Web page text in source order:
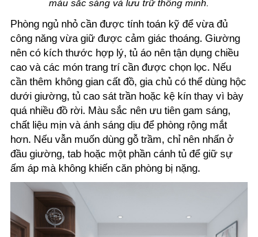
màu sắc sáng và lưu trữ thông minh.
Phòng ngủ nhỏ cần được tính toán kỹ để vừa đủ
công năng vừa giữ được cảm giác thoáng. Giường
nên có kích thước hợp lý, tủ áo nên tận dụng chiều
cao và các món trang trí cần được chọn lọc. Nếu
cần thêm không gian cất đồ, gia chủ có thể dùng hộc
dưới giường, tủ cao sát trần hoặc kệ kín thay vì bày
quá nhiều đồ rời. Màu sắc nên ưu tiên gam sáng,
chất liệu mịn và ánh sáng dịu để phòng rộng mắt
hơn. Nếu vẫn muốn dùng gỗ trầm, chỉ nên nhấn ở
đầu giường, tab hoặc một phần cánh tủ để giữ sự
ấm áp mà không khiến căn phòng bị nặng.